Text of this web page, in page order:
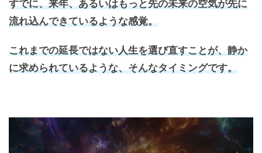
すでに、来年、あるいはもっと先の未来の空気が先に
流れ込んできているような感覚。
これまでの延長ではない人生を選び直すことが、静か
に求められているような、そんなタイミングです。